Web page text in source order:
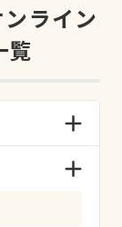
ライン
覧